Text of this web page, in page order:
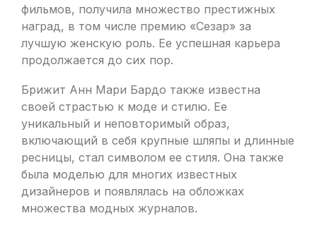
фильмов, получила множество престижных
наград, в том числе премию «Сезар» за
лучшую женскую роль. Ее успешная карьера
продолжается до сих пор.
Брижит Анн Мари Бардо также известна
своей страстью к моде и стилю. Ее
уникальный и неповторимый образ,
включающий в себя крупные шляпы и длинные
ресницы, стал символом ее стиля. Она также
была моделью для многих известных
дизайнеров и появлялась на обложках
множества модных журналов.